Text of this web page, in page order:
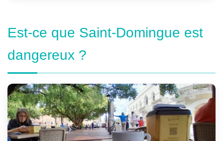
Est-ce que Saint-Domingue est
dangereux ?